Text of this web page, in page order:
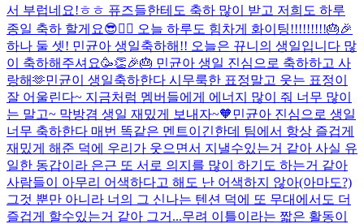
서 부럽네요!ㅎㅎ 퓨즈들한테도 축하 많이 받고 저희도 하루
종일 축하 할게요😎✌🏻 오늘 하루도 힘차게 화이팅!!!!!!!!!🎂🎉
하나 둘 셋! 민균아 생일축하해!! 오늘은 뀨니의 생일입니다 많
이 축하해주셔요🥳👏🎉🎂 민균아 생일 진심으로 축하하고 사
랑해🫶민균이 생일축하한다 시무룩한 표정말고 웃는 표정이
잘 어울린다~ 지금처럼 멤버들에게 에너지 많이 줘 너무 많이
는 말고~ 막방겸 생일 재밌게 보내자~🧡민균아 진심으로 생일
너무 축하한다 매번 똑같은 멘트이긴한데 팀에서 항상 즐겁게
재밌게 해준 덕에 우리가 웃으면서 지낼수있는거 같아 사실 유
일한 동갑이라 은근 또 서로 의지를 많이 하기도 하는거 같아
사람들이 아무리 어색하다고 해도 난 어색하지 않아(아마도?)
그것 뿐만 아니라 너의 그 신나는 텐션 덕에 또 무대에서도 더
즐겁게 할수있는거 같아 그거...무려 이틀이라는 짧은 활동이